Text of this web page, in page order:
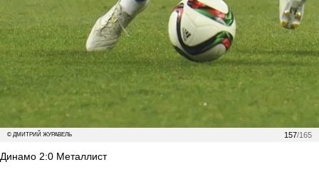
157/165
© ДМИТРИЙ ЖУРАВЕЛЬ
Динамо 2:0 Металлист